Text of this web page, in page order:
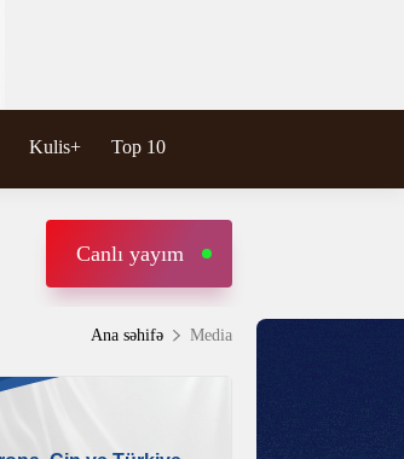
Kulis+ Top 10
Canlı yayım
Ana səhifə Media